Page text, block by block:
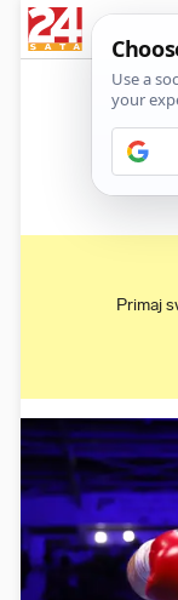
News
Primaj